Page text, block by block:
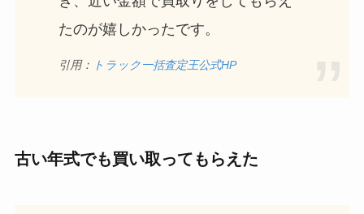
たのが嬉しかったです。
引用： トラック一括査定王公式HP
古い年式でも買い取ってもらえた